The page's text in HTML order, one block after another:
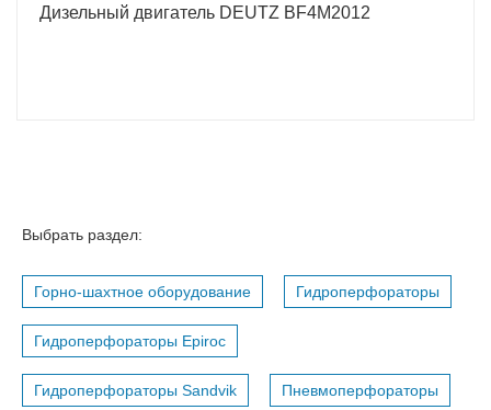
Дизельный двигатель DEUTZ BF4M2012
Выбрать раздел:
Горно-шахтное оборудование Гидроперфораторы
Гидроперфораторы Epiroc
Гидроперфораторы Sandvik Пневмоперфораторы